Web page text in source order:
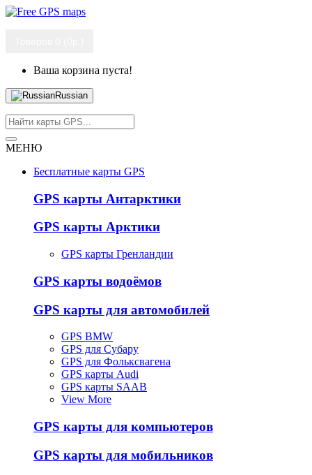
Ваша корзина пуста!
Russian
МЕНЮ
Бесплатные карты GPS
GPS карты Антарктики
GPS карты Арктики
GPS карты Гренландии
GPS карты водоёмов
GPS карты для автомобилей
GPS BMW
GPS для Субару
GPS для Фольксвагена
GPS карты Audi
GPS карты SAAB
View More
GPS карты для компьютеров
GPS карты для мобильников